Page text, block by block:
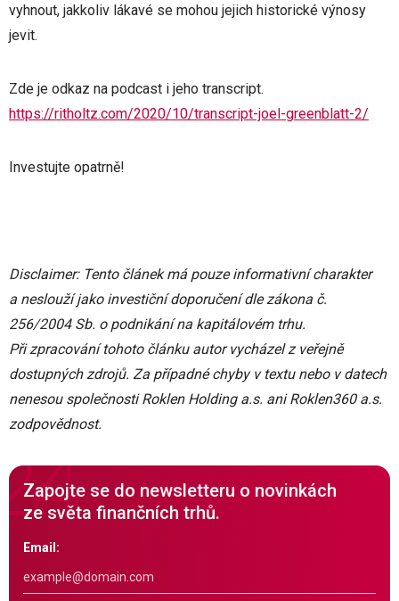
vyhnout, jakkoliv lákavé se mohou jejich historické výnosy
jevit.
Zde je odkaz na podcast i jeho transcript.
https://ritholtz.com/2020/10/transcript-joel-greenblatt-2/
Investujte opatrně!
Disclaimer: Tento článek má pouze informativní charakter
a neslouží jako investiční doporučení dle zákona č.
256/2004 Sb. o podnikání na kapitálovém trhu.
Při zpracování tohoto článku autor vycházel z veřejně
dostupných zdrojů. Za případné chyby v textu nebo v datech
nenesou společnosti Roklen Holding a.s. ani Roklen360 a.s.
zodpovědnost.
Zapojte se do newsletteru o novinkách
ze světa finančních trhů.
Email: